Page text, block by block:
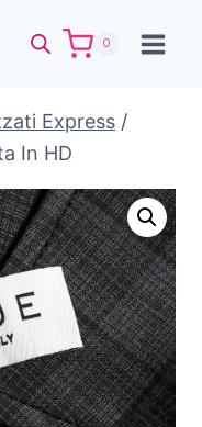
0
Express /
In HD